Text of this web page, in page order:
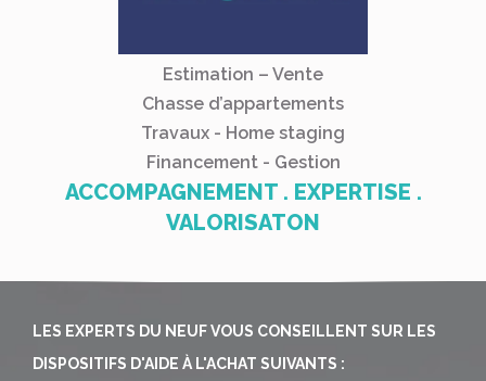
Estimation – Vente
Chasse d’appartements
Travaux - Home staging
Financement - Gestion
ACCOMPAGNEMENT . EXPERTISE .
VALORISATON
LES EXPERTS DU NEUF VOUS CONSEILLENT SUR LES
DISPOSITIFS D'AIDE À L'ACHAT SUIVANTS :